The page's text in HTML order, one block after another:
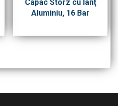
Capac Storz cu lanţ
Aluminiu, 16 Bar